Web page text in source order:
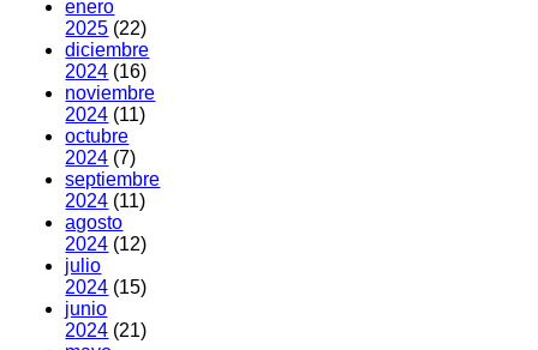
enero
2025 (22)
diciembre
2024 (16)
noviembre
2024 (11)
octubre
2024 (7)
septiembre
2024 (11)
agosto
2024 (12)
julio
2024 (15)
junio
2024 (21)